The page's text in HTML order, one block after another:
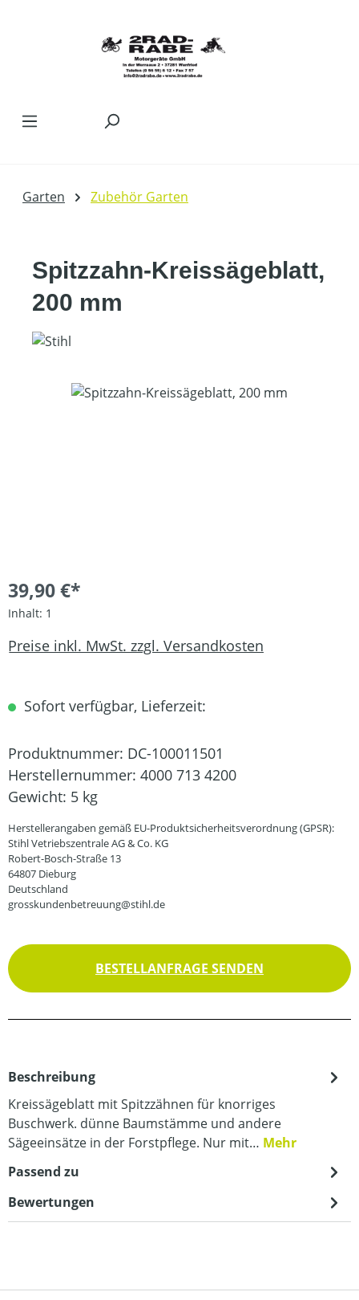
Garten Zubehör Garten
Spitzzahn-Kreissägeblatt,
200 mm
Bildergalerie überspringen
39,90 €*
Inhalt: 1
Preise inkl. MwSt. zzgl. Versandkosten
Sofort verfügbar, Lieferzeit:
Produktnummer: DC-100011501
Herstellernummer: 4000 713 4200
Gewicht: 5 kg
Herstellerangaben gemäß EU-Produktsicherheitsverordnung (GPSR):
Stihl Vetriebszentrale AG & Co. KG
Robert-Bosch-Straße 13
64807 Dieburg
Deutschland
grosskundenbetreuung@stihl.de
BESTELLANFRAGE SENDEN
Beschreibung
Kreissägeblatt mit Spitzzähnen für knorriges
Buschwerk. dünne Baumstämme und andere
Sägeeinsätze in der Forstpflege. Nur mit… Mehr
Passend zu
Bewertungen